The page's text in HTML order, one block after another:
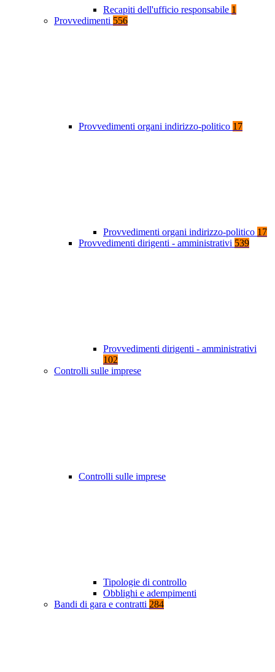
Recapiti dell'ufficio responsabile 1
Provvedimenti 556
Provvedimenti organi indirizzo-politico 17
Provvedimenti organi indirizzo-politico 17
Provvedimenti dirigenti - amministrativi 539
Provvedimenti dirigenti - amministrativi
102
Controlli sulle imprese
Controlli sulle imprese
Tipologie di controllo
Obblighi e adempimenti
Bandi di gara e contratti 284